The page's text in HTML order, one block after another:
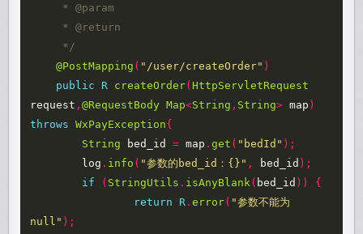
     */
@PostMapping ( "/user/createOrder" )
public
R createOrder(HttpServletRequest
request ,@RequestBody Map<String , String> map )
throws
WxPayException{
String
bed_id = map .get ( "bedId" );
log . info ( "参数的bed_id：{}" , bed_id );
if
( StringUtils . isAnyBlank( bed_id ))
{
return
R .error( "参数不能为
null" );